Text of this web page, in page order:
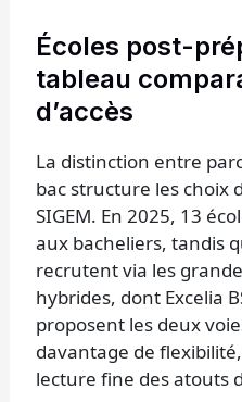
Écoles post-
tableau
d’accès
La distinction entre
bac structure les choix
SIGEM. En 2025, 13
aux bacheliers, tandis
recrutent via les
hybrides, dont Excelia
proposent les deux
davantage de
lecture fine des atouts